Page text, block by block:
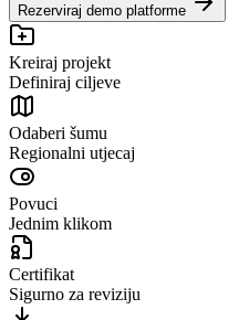
Rezerviraj demo platforme
Kreiraj projekt
Definiraj ciljeve
Odaberi šumu
Regionalni utjecaj
Povuci
Jednim klikom
Certifikat
Sigurno za reviziju